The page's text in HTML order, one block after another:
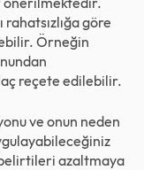
göre
Örneğin
reçete edilebilir.
ve onun neden
azaltmaya